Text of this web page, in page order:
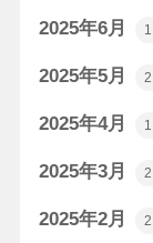
2025年6月 1
2025年5月 2
2025年4月 1
2025年3月 2
2025年2月 2